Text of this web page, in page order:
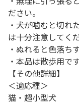
ださい。
・犬が噛むと切れ
は十分注意してく
・ぬれると色落ち
・本品は散歩用で
【その他詳細】
＜適応種＞
猫・超小型犬